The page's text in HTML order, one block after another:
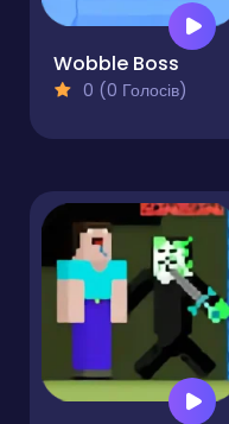
Wobble Boss
0 (0 Голосів)